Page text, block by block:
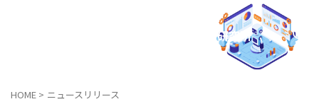
AIO × LLMO マーケティング研究所
HOME > ニュースリリース